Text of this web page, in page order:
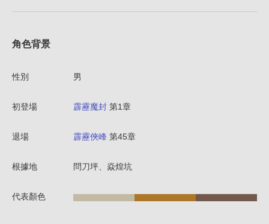
角色背景
性別 男
初登場 霹靂魔封 第1章
退場 霹靂俠峰 第45章
根據地 問刀坪、焱煌坑
代表顏色